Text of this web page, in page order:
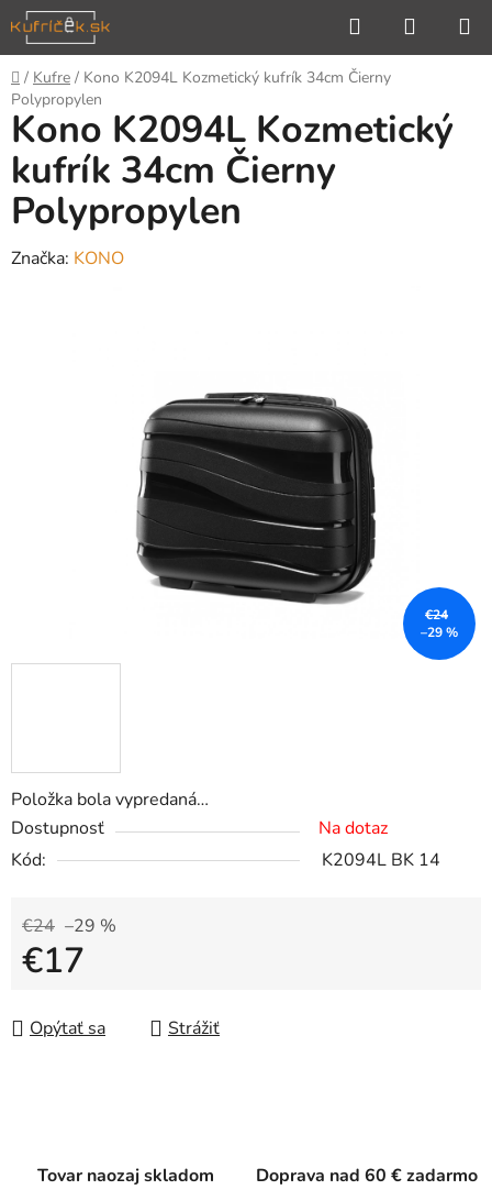
Prejsť
na
obsah
Hľadať
KOŠÍK
Domov
/ Kufre / Kono K2094L Kozmetický kufrík 34cm Čierny
Polypropylen
Položka bola vypredaná…
Dostupnosť
Na dotaz
Kód:
K2094L BK 14
€24 –29 %
€17
Opýtať sa
Strážiť
Kono K2094L Kozmetický
kufrík 34cm Čierny
Polypropylen
Značka: KONO
€24
–29 %
Tovar naozaj skladom Doprava nad 60 € zadarmo